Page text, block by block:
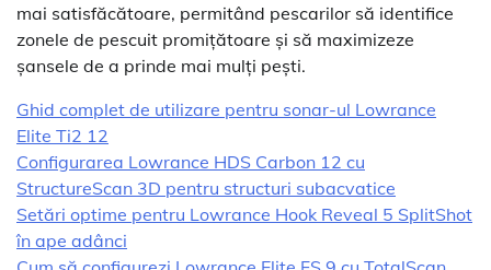
mai satisfăcătoare, permitând pescarilor să identifice
zonele de pescuit promițătoare și să maximizeze
șansele de a prinde mai mulți pești.
Ghid complet de utilizare pentru sonar-ul Lowrance
Elite Ti2 12
Configurarea Lowrance HDS Carbon 12 cu
StructureScan 3D pentru structuri subacvatice
Setări optime pentru Lowrance Hook Reveal 5 SplitShot
în ape adânci